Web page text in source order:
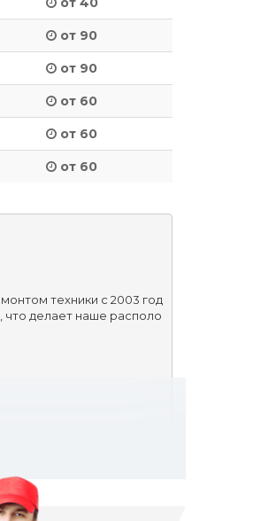
от 90
от 90
от 60
от 60
от 60
техники с 2003 год
что делает наше располо